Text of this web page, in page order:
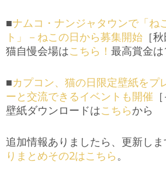
■ナムコ・ナンジャタウンで「ね
ト」－ねこの日から募集開始 ［
猫自慢会場はこちら！ 最高賞金
■カプコン、猫の日限定壁紙を
ーと交流できるイベントも開催
壁紙ダウンロードはこちらから
追加情報ありましたら、更新しま
りまとめその2はこちら。